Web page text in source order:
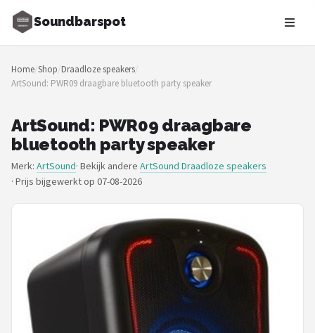
Soundbarspot
Zoeken
NAVIGATIE
Merken
Blog
Muziekstijlen
JBL
Samsung
Home/Shop/Draadloze speakers/
ArtSound: PWR09 draagbare bluetooth party speaker
ArtSound: PWR09 draagbare
bluetooth party speaker
Merk: ArtSound· Bekijk andere ArtSound Draadloze speakers
· Prijs bijgewerkt op 07-08-2026